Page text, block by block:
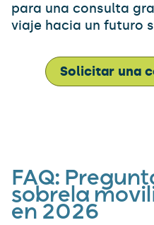
para una consulta
viaje hacia un futuro
Solicitar una
FAQ:
sobrela
en 2026